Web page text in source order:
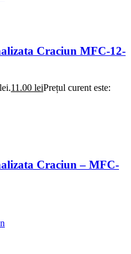
Craciun MFC-12-
11.00 leiPrețul curent este:
Craciun – MFC-